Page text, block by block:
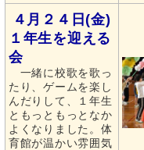
４月２４日(金)
１年生を迎える
会
一緒に校歌を歌っ
たり、ゲームを楽し
んだりして、１年生
ともっともっとなか
よくなりました。体
育館が温かい雰囲気